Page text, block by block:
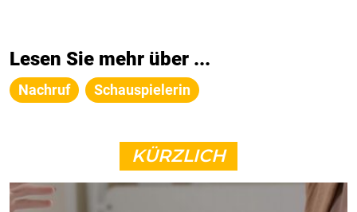
Lesen Sie mehr über ...
Nachruf Schauspielerin
KÜRZLICH